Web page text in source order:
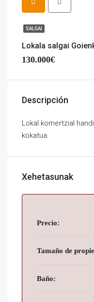
SALGAI
Lokala salgai
130.000€
Descripción
Lokal komertzial
kokatua.
Xehetasunak
Precio:
Tamaño de
Baño: